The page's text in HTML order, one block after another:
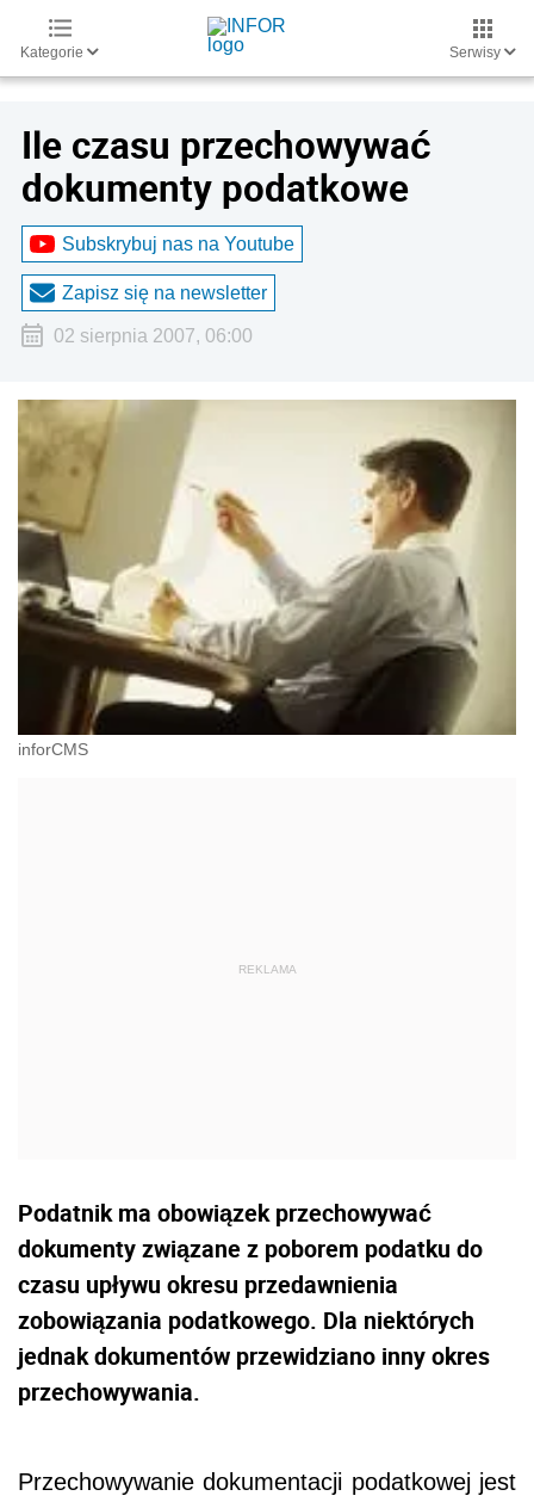
Kategorie Serwisy
Ile czasu przechowywać
dokumenty podatkowe
Subskrybuj nas na Youtube
Zapisz się na newsletter
02 sierpnia 2007, 06:00
inforCMS
Podatnik ma obowiązek przechowywać
dokumenty związane z poborem podatku do
czasu upływu okresu przedawnienia
zobowiązania podatkowego. Dla niektórych
jednak dokumentów przewidziano inny okres
przechowywania.
Przechowywanie dokumentacji podatkowej jest